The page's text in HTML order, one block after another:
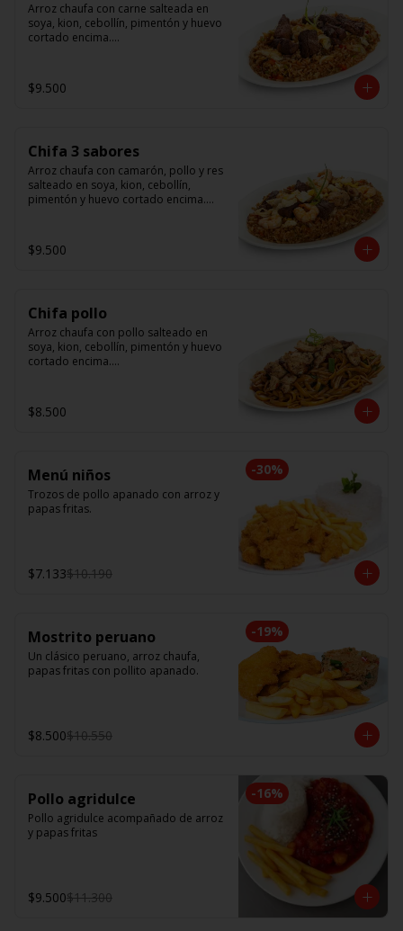
Arroz chaufa con carne salteada en
soya, kion, cebollín, pimentón y huevo
cortado encima.
cebollín, tomate y cebolla morada.
$9.500
Chifa 3 sabores
Arroz chaufa con camarón, pollo y res
salteado en soya, kion, cebollín,
pimentón y huevo cortado encima.
salteado en soya, cebollín, tomate y
cebolla morada.
$9.500
Chifa pollo
Arroz chaufa con pollo salteado en
soya, kion, cebollín, pimentón y huevo
cortado encima.
cebollín, tomate y cebolla morada.
$8.500
-30%
Menú niños
Trozos de pollo apanado con arroz y
papas fritas.
$7.133$10.190
-19%
Mostrito peruano
Un clásico peruano, arroz chaufa,
papas fritas con pollito apanado.
$8.500$10.550
-16%
Pollo agridulce
Pollo agridulce acompañado de arroz
y papas fritas
$9.500$11.300